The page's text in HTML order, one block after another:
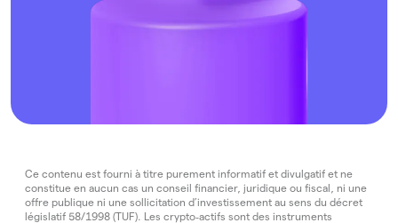
Ce contenu est fourni à titre purement informatif et divulgatif et ne
constitue en aucun cas un conseil financier, juridique ou fiscal, ni une
offre publique ni une sollicitation d’investissement au sens du décret
législatif 58/1998 (TUF). Les crypto‑actifs sont des instruments